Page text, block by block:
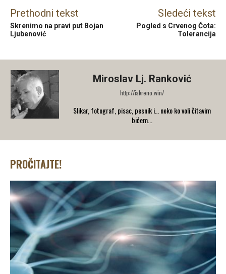
Prethodni tekst
Skrenimo na pravi put Bojan
Ljubenović
Sledeći tekst
Pogled s Crvenog Čota:
Tolerancija
Miroslav Lj. Ranković
http://iskreno.win/
Slikar, fotograf, pisac, pesnik i… neko ko voli čitavim
bićem...
PROČITAJTE!